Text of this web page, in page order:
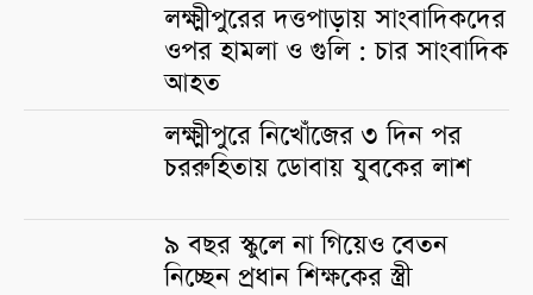
লক্ষ্মীপুরের দত্তপাড়ায় সাংবাদিকদের
ওপর হামলা ও গুলি : চার সাংবাদিক
আহত
লক্ষ্মীপুরে নিখোঁজের ৩ দিন পর
চররুহিতায় ডোবায় যুবকের লাশ
৯ বছর স্কুলে না গিয়েও বেতন
নিচ্ছেন প্রধান শিক্ষকের স্ত্রী